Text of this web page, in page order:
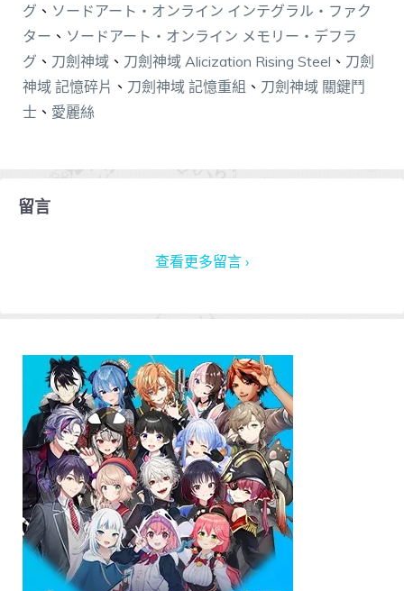
グ 、 ソードアート・オンライン インテグラル・ファク
ター 、 ソードアート・オンライン メモリー・デフラ
グ 、 刀劍神域 、 刀劍神域 Alicization Rising Steel 、 刀劍
神域 記憶碎片 、 刀劍神域 記憶重組 、 刀劍神域 關鍵鬥
士 、 愛麗絲
留言
查看更多留言 ›